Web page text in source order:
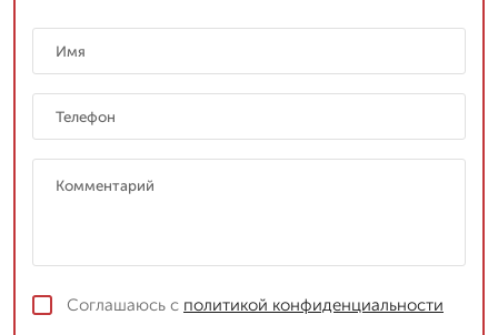
Соглашаюсь с политикой конфиденциальности